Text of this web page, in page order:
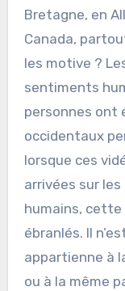
Bretagne, en
Canada,
les motive ?
sentiments
personnes ont
occidentaux
lorsque ces
arrivées sur
humains,
ébranlés. Il
appartienne à
ou à la même